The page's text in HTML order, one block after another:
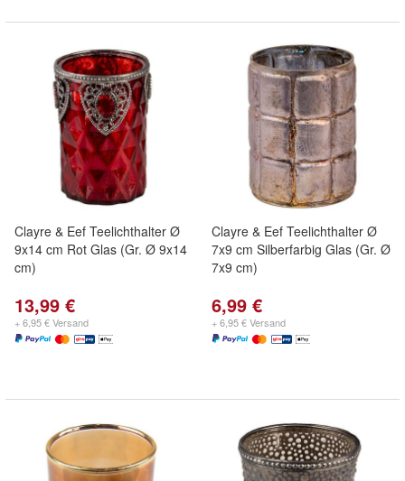
Clayre & Eef Teelichthalter Ø
9x14 cm Rot Glas (Gr. Ø 9x14
cm)
13,99 €
+ 6,95 € Versand
Clayre & Eef Teelichthalter Ø
7x9 cm Silberfarbig Glas (Gr. Ø
7x9 cm)
6,99 €
+ 6,95 € Versand